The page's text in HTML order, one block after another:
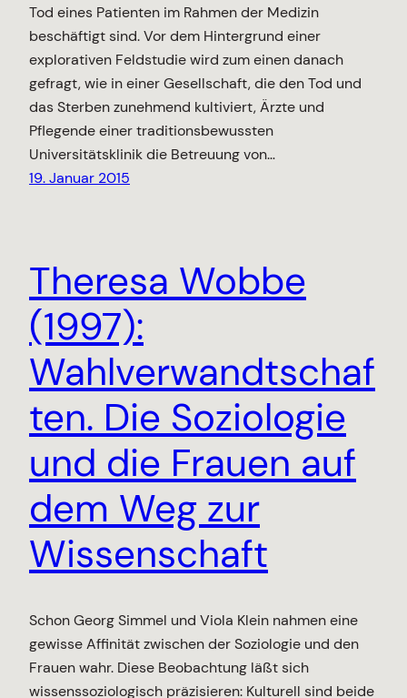
Tod eines Patienten im Rahmen der Medizin
beschäftigt sind. Vor dem Hintergrund einer
explorativen Feldstudie wird zum einen danach
gefragt, wie in einer Gesellschaft, die den Tod und
das Sterben zunehmend kultiviert, Ärzte und
Pflegende einer traditionsbewussten
Universitätsklinik die Betreuung von…
19. Januar 2015
Theresa Wobbe
(1997):
Wahlverwandtschaf
ten. Die Soziologie
und die Frauen auf
dem Weg zur
Wissenschaft
Schon Georg Simmel und Viola Klein nahmen eine
gewisse Affinität zwischen der Soziologie und den
Frauen wahr. Diese Beobachtung läßt sich
wissenssoziologisch präzisieren: Kulturell sind beide